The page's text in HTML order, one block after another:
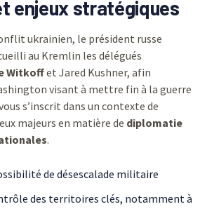
enjeux stratégiques
ukrainien, le président russe
au Kremlin les délégués
Witkoffet Jared Kushner, afin
visant à mettre fin à la guerre
s’inscrit dans un contexte de
majeurs en matière de diplomatie
.
de désescalade militaire
des territoires clés, notamment à